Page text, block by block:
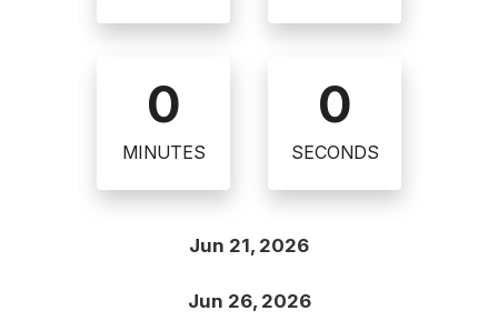
0
MINUTES
0
SECONDS
Jun 21, 2026
Jun 26, 2026